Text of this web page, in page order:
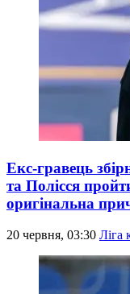
Екс-гравець
та Полісся
оригінальна
20 червня, 03:30 Ліга